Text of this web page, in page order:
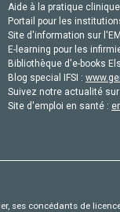
Aide à la pratique
Portail pour les
Site d'information sur
E-learning pour les
Bibliothèque d'e-books
Blog special IFSI :
Suivez notre actualité
Site d'emploi en santé :
ses concédants de